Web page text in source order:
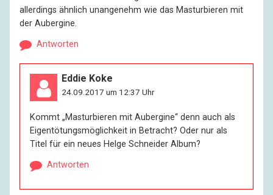
allerdings ähnlich unangenehm wie das Masturbieren mit
der Aubergine.
Antworten
Eddie Koke
24.09.2017 um 12:37 Uhr
Kommt „Masturbieren mit Aubergine“ denn auch als
Eigentötungsmöglichkeit in Betracht? Oder nur als
Titel für ein neues Helge Schneider Album?
Antworten